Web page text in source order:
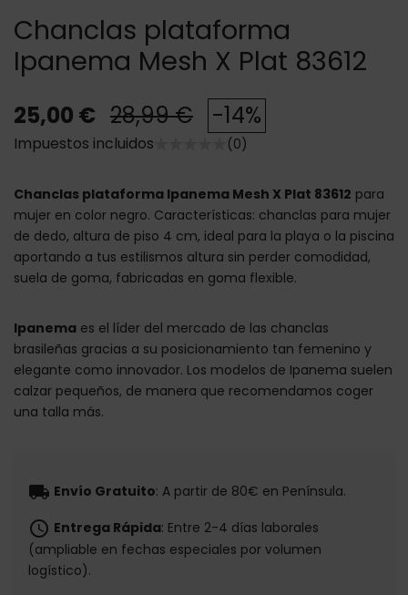
Chanclas plataforma
Ipanema Mesh X Plat 83612
25,00 € 28,99 € -14%
Impuestos incluidos (0)
Chanclas plataforma Ipanema Mesh X Plat 83612 para
mujer en color negro. Características: chanclas para mujer
de dedo, altura de piso 4 cm, ideal para la playa o la piscina
aportando a tus estilismos altura sin perder comodidad,
suela de goma, fabricadas en goma flexible.
Ipanema es el líder del mercado de las chanclas
brasileñas gracias a su posicionamiento tan femenino y
elegante como innovador. Los modelos de Ipanema suelen
calzar pequeños, de manera que recomendamos coger
una talla más.
local_shipping Envío Gratuito: A partir de 80€ en Península.
schedule Entrega Rápida: Entre 2-4 días laborales
(ampliable en fechas especiales por volumen
logístico).